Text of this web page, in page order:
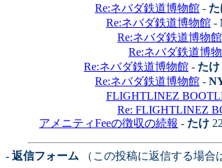
Re:ネバダ鉄道博物館 -
Re:ネバダ鉄道博物館 -
Re:ネバダ鉄道博物館
Re:ネバダ鉄道博
Re:ネバダ鉄道博物館 - たけ
Re:ネバダ鉄道博物館 -
FLIGHTLINEZ
Re: FLIGHTLINEZ
アメニティFeeの徴収の続報 - たけ
- 返信フォーム （この投稿に返信する場合